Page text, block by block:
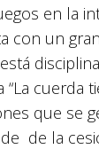
en la
con un
“La
que se
de la